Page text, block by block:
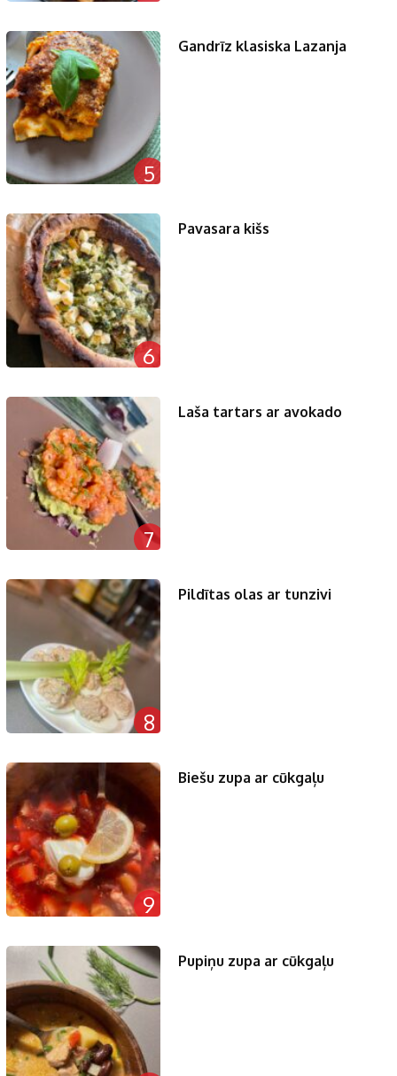
5
Gandrīz klasiska Lazanja
6
Pavasara kišs
7
Laša tartars ar avokado
8
Pildītas olas ar tunzivi
9
Biešu zupa ar cūkgaļu
Pupiņu zupa ar cūkgaļu